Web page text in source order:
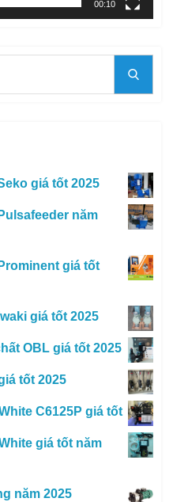
00:10
giá tốt 2025
năm
giá tốt
giá tốt 2025
OBL giá tốt 2025
tốt 2025
C6125P giá tốt
giá tốt năm
năm 2025